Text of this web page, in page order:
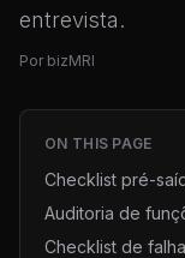
entrevista.
Por bizMRI
ON THIS PAGE
Checklist pré-
Auditoria de
Checklist de